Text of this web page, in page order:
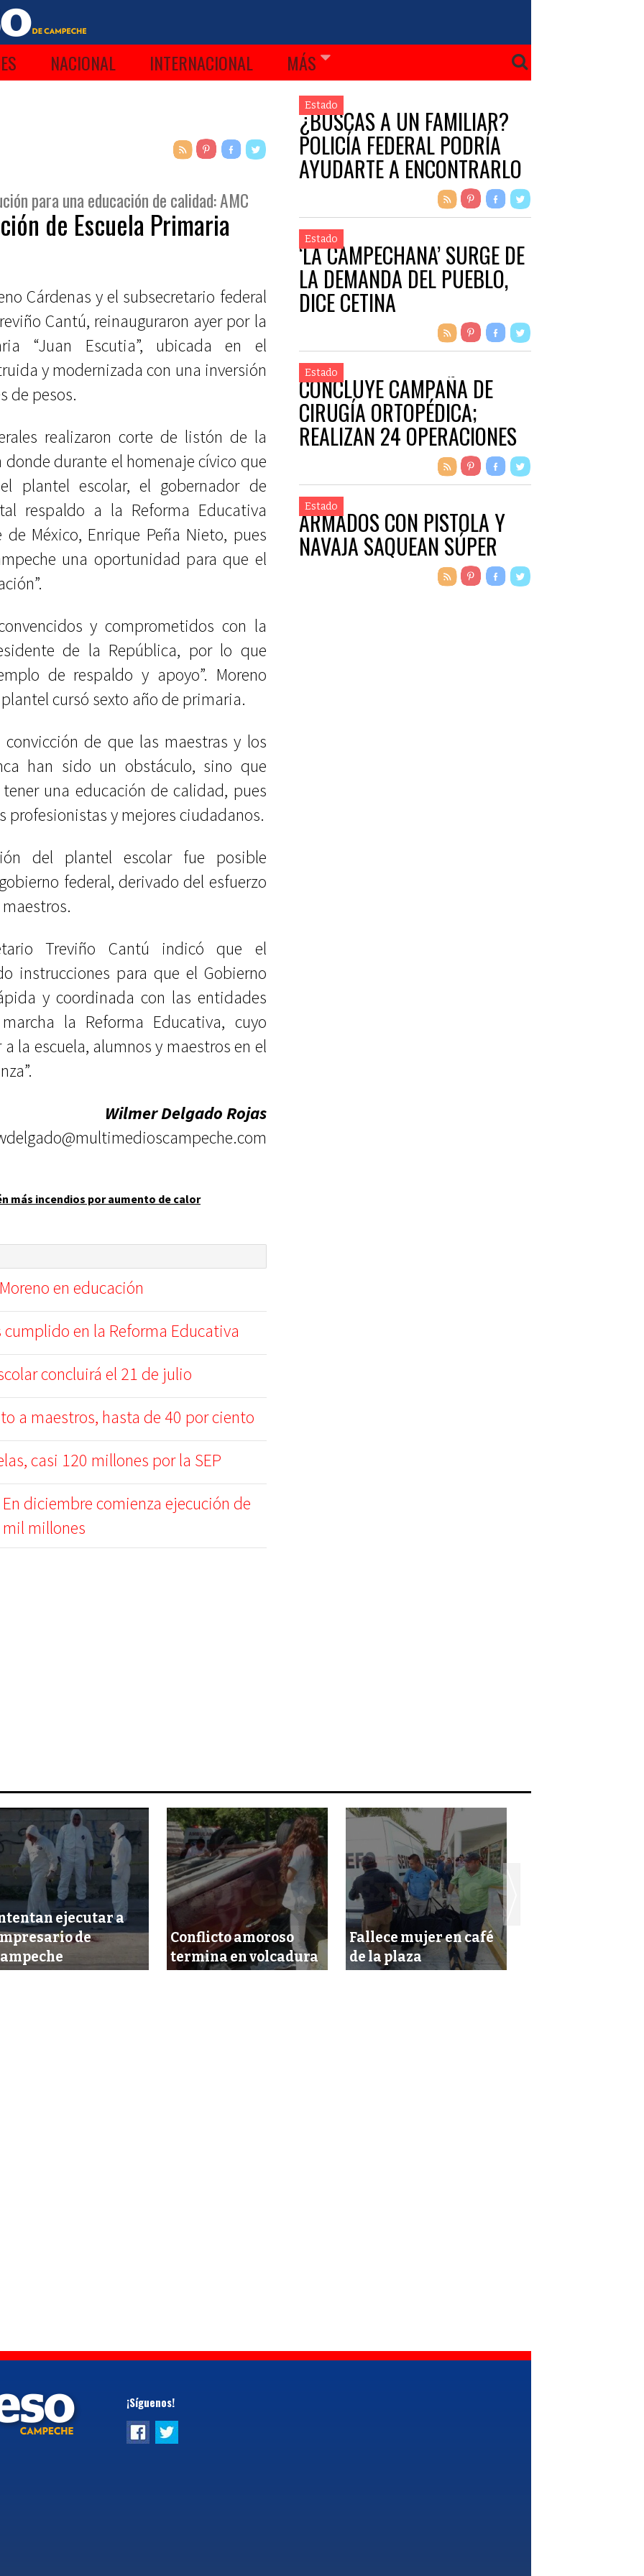
NACIONAL INTERNACIONAL MÁS
para una educación de calidad: AMC
de Escuela Primaria
Cárdenas y el subsecretario federal
Cantú, reinauguraron ayer por la
“Juan Escutia”, ubicada en el
y modernizada con una inversión
de pesos.
realizaron corte de listón de la
donde durante el homenaje cívico que
plantel escolar, el gobernador de
respaldo a la Reforma Educativa
México, Enrique Peña Nieto, pues
una oportunidad para que el
y comprometidos con la
de la República, por lo que
de respaldo y apoyo”. Moreno
cursó sexto año de primaria.
de que las maestras y los
han sido un obstáculo, sino que
una educación de calidad, pues
profesionistas y mejores ciudadanos.
del plantel escolar fue posible
federal, derivado del esfuerzo
Treviño Cantú indicó que el
instrucciones para que el Gobierno
y coordinada con las entidades
la Reforma Educativa, cuyo
la escuela, alumnos y maestros en el
Wilmer Delgado Rojas
más incendios por aumento de calor
en educación
cumplido en la Reforma Educativa
concluirá el 21 de julio
a maestros, hasta de 40 por ciento
casi 120 millones por la SEP
En diciembre comienza ejecución de
mil millones
Estado
¿BUSCAS A UN FAMILIAR?
POLICÍA FEDERAL PODRÍA
AYUDARTE A ENCONTRARLO
Estado
‘LA CAMPECHANA’ SURGE DE
LA DEMANDA DEL PUEBLO,
DICE CETINA
Estado
CONCLUYE CAMPAÑA DE
CIRUGÍA ORTOPÉDICA;
REALIZAN 24 OPERACIONES
Estado
ARMADOS CON PISTOLA Y
NAVAJA SAQUEAN SÚPER
ejecutar a
de
Conflicto amoroso
termina en volcadura
Fallece mujer en café
de la plaza
¡Síguenos!